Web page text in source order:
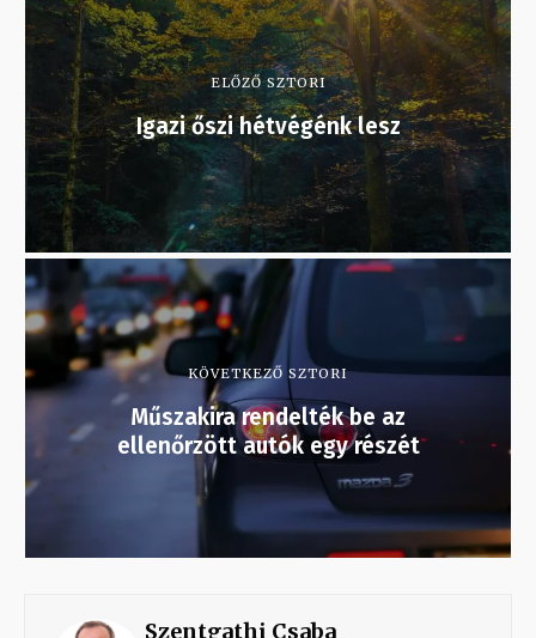
ELŐZŐ SZTORI
Igazi őszi hétvégénk lesz
KÖVETKEZŐ SZTORI
Műszakira rendelték be az
ellenőrzött autók egy részét
Szentgathi Csaba